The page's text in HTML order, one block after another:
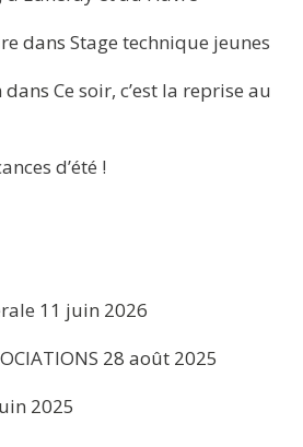
dans Stage technique jeunes
dans Ce soir, c’est la reprise au
d’été !
11 juin 2026
28 août 2025
2025